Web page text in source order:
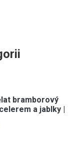
bramborový
a jablky |